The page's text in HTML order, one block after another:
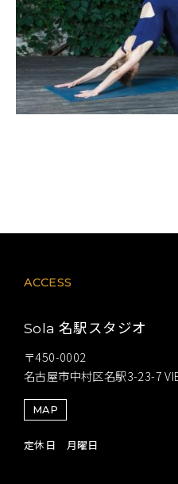
ACCESS
Sola 名駅スタジオ
〒450-0002
名古屋市中村区名駅3-23-7
MAP
定休日 月曜日